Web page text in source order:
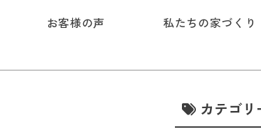
お客様の声 私たちの家づくり
カテゴリ